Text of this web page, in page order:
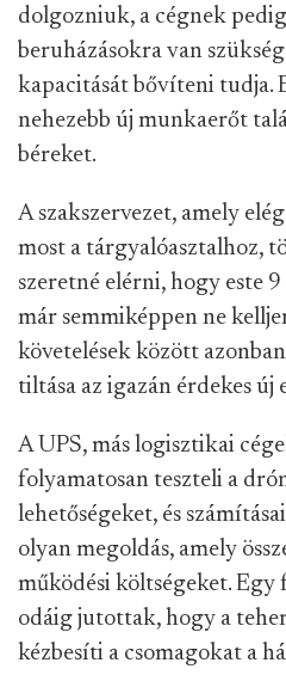
dolgozniuk, a cégnek
beruházásokra van
kapacitását bővíteni tudja.
nehezebb új munkaerőt
béreket.
A szakszervezet, amely
most a tárgyalóasztalhoz,
szeretné elérni, hogy este
már semmiképpen ne
követelések között
tiltása az igazán érdekes új
A UPS, más logisztikai
folyamatosan teszteli a
lehetőségeket, és
olyan megoldás, amely
működési költségeket.
odáig jutottak, hogy a
kézbesíti a csomagokat a